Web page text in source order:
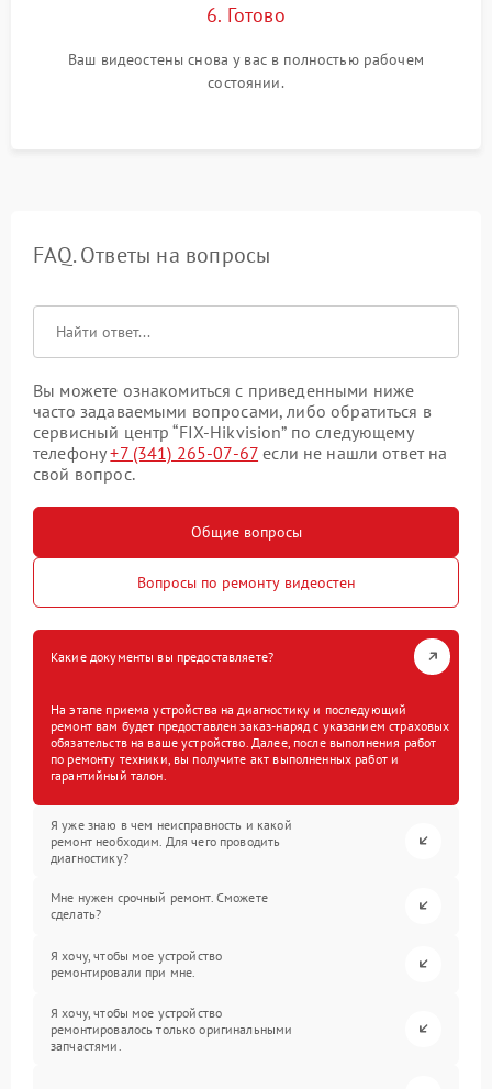
6. Готово
Ваш видеостены снова у вас в полностью рабочем
состоянии.
FAQ. Ответы на вопросы
Вы можете ознакомиться с приведенными ниже
часто задаваемыми вопросами, либо обратиться в
сервисный центр “FIX-Hikvision” по следующему
телефону+7 (341) 265-07-67 если не нашли ответ на
свой вопрос.
Общие вопросы
Вопросы по ремонту видеостен
Какие документы вы предоставляете?
На этапе приема устройства на диагностику и последующий
ремонт вам будет предоставлен заказ-наряд с указанием страховых
обязательств на ваше устройство. Далее, после выполнения работ
по ремонту техники, вы получите акт выполненных работ и
гарантийный талон.
Я уже знаю в чем неисправность и какой
ремонт необходим. Для чего проводить
диагностику?
Мне нужен срочный ремонт. Сможете
сделать?
Я хочу, чтобы мое устройство
ремонтировали при мне.
Я хочу, чтобы мое устройство
ремонтировалось только оригинальными
запчастями.